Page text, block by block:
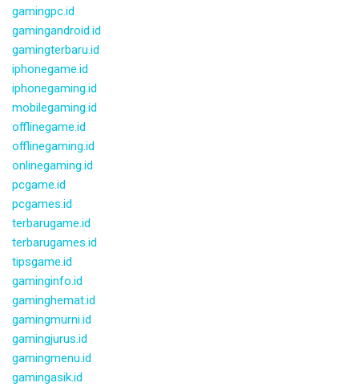
gamingpc.id
gamingandroid.id
gamingterbaru.id
iphonegame.id
iphonegaming.id
mobilegaming.id
offlinegame.id
offlinegaming.id
onlinegaming.id
pcgame.id
pcgames.id
terbarugame.id
terbarugames.id
tipsgame.id
gaminginfo.id
gaminghemat.id
gamingmurni.id
gamingjurus.id
gamingmenu.id
gamingasik.id